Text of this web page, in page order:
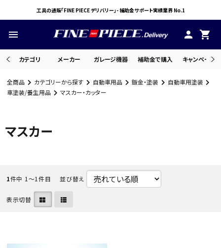
工具の通販「FINE PIECE デリバリー」- 補助金サポート実績業界 No.1
menu person shopping_cart
カテゴリ メーカー ガレージ機器 補助金で購入 キャンペーン
ACCOUNT MENU
person 会員登録
全商品 カテゴリーから探す 自動車用品 鈑金・塗装
自動車用塗装
車塗装/養生用品
マスカー・カッター
マスカー
1件中 1〜1件目 並び替え
表示切替